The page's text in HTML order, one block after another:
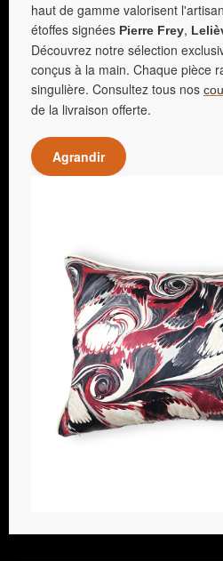
haut de gamme valorisent
étoffes signées Pierre Frey,
Découvrez notre sélection
conçus à la main. Chaque pièce
singulière. Consultez tous nos
de la livraison offerte.
Agrandir